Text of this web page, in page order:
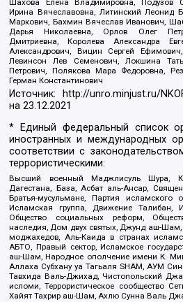
Ирина Вячеславовна, Литинский Леонид
Маркович, Бахмин Вячеслав Иванович,
Дарья Николаевна, Орлов Олег
Дмитриевна, Королева Александра
Александрович, Вицин Сергей
Левинсон Лев Семенович, Локшина
Петрович, Полякова Мара Федоровна,
Герман Константинович
Источник: http://unro.minjust.ru/
на23.12.2021
* Единый федеральный список
иностранных и международных
соответствии с
террористическими:
Высший военный Маджлисуль Шура,
Дагестана, База, Асбат аль-Ансар,
Братья-мусульмане, Партия исламского
Исламская группа, Движение Талибан,
Общество социальных реформ,
наследия, Дом двух святых, Джунд аш-
моджахедов, Аль-Каида в странах
АБТО, Правый сектор, Исламское
аш-Шам, Народное ополчение имени К.
Аллаха Субхану уа Тагьаля SHAM, АУМ
Тавхида Валь-Джихад, Чистопольский
исломи, Террористическое сообщество
Хайят Тахрир аш-Шам, Ахлю Сунна Валь